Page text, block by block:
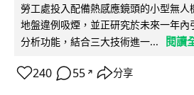
勞工處投入配備熱感應鏡頭的小型無
地盤違例吸煙，並正研究於未來一年
分析功能，結合三大技術進一...
閱讀
240 55 ↗ 分享